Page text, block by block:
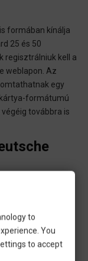
formában kínálja
25 és 50
regisztrálniuk kell a
weblapon. Az
egy
formátumú
továbbra is
a nyári
lesz hatályos. A
kívül csupán
to
You
to accept